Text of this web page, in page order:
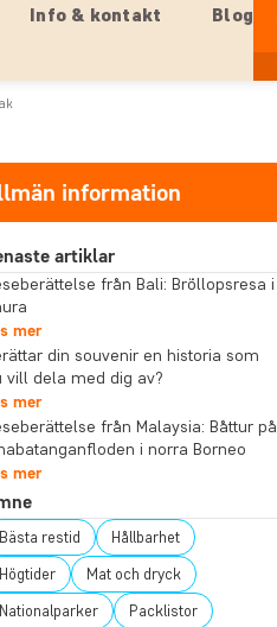
Info & kontakt Blog
information
artiklar
från Bali: Bröllopsresa i
mer
din souvenir en historia som
vill dela med dig av?
mer
från Malaysia: Båttur på
i norra Borneo
mer
Bästa restid Hållbarhet
Högtider Mat och dryck
Nationalparker Packlistor